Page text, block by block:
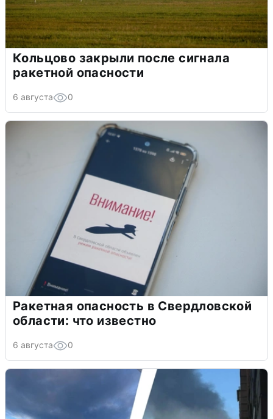
Кольцово закрыли после сигнала
ракетной опасности
6 августа 0
Ракетная опасность в Свердловской
области: что известно
6 августа 0